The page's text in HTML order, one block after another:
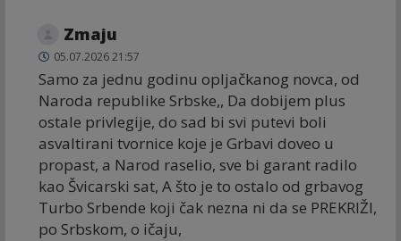
Zmaju
05.07.2026 21:57
Samo za jednu godinu opljačkanog novca, od
Naroda republike Srbske,, Da dobijem plus
ostale privlegije, do sad bi svi putevi boli
asvaltirani tvornice koje je Grbavi doveo u
propast, a Narod raselio, sve bi garant radilo
kao Švicarski sat, A što je to ostalo od grbavog
Turbo Srbende koji čak nezna ni da se PREKRIŽI,
po Srbskom, o ičaju,